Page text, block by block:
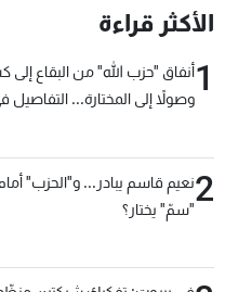
الأكثر قراءة
1أنفاق "حزب الله" من البقاع
وصولاً إلى المختارة... التفاصيل
2نعيم قاسم يبادر... و"الحزب"
"سمّ" يختار؟